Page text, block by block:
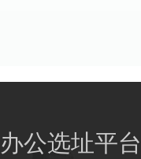
办公选址平